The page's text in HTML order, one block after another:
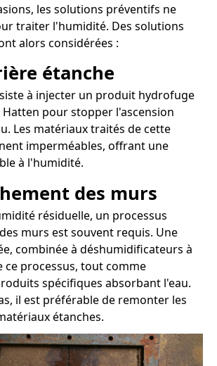
les solutions préventifs ne
traiter l'humidité. Des solutions
alors considérées :
étanche
à injecter un produit hydrofuge
Hatten pour stopper l'ascension
Les matériaux traités de cette
imperméables, offrant une
à l'humidité.
des murs
résiduelle, un processus
murs est souvent requis. Une
combinée à déshumidificateurs à
ce processus, tout comme
spécifiques absorbant l'eau.
il est préférable de remonter les
étanches.